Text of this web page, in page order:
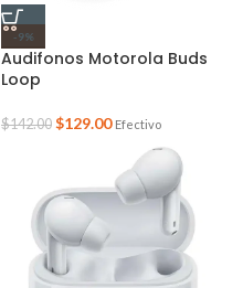
-9%
Audifonos Motorola Buds
Loop
$142.00 $129.00 Efectivo